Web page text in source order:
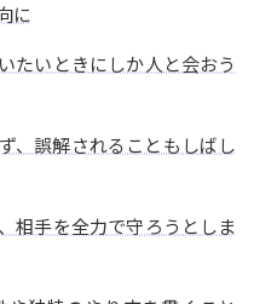
に
たいときにしか人と会おう
、誤解されることもしばし
相手を全力で守ろうとしま